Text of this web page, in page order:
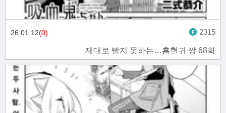
제대로 빨지 못하는…흡혈귀 짱 68화
26.01.12(0) 2315